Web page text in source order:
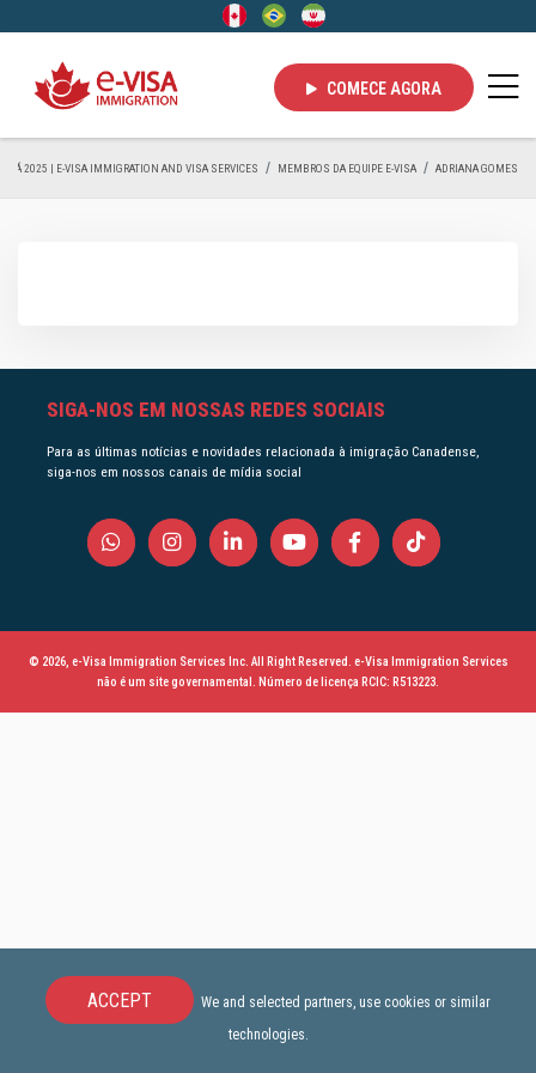
COMECE AGORA
2025 | E-VISA IMMIGRATION AND VISA SERVICES MEMBROS DA EQUIPE E-VISA ADRIANA GOMES
SIGA-NOS EM NOSSAS REDES SOCIAIS
Para as últimas notícias e novidades relacionada à imigração Canadense,
siga-nos em nossos canais de mídia social
© 2026, e-Visa Immigration Services Inc. All Right Reserved. e-Visa Immigration Services
não é um site governamental. Número de licença RCIC: R513223.
ACCEPT
We and selected partners, use cookies or similar
technologies.